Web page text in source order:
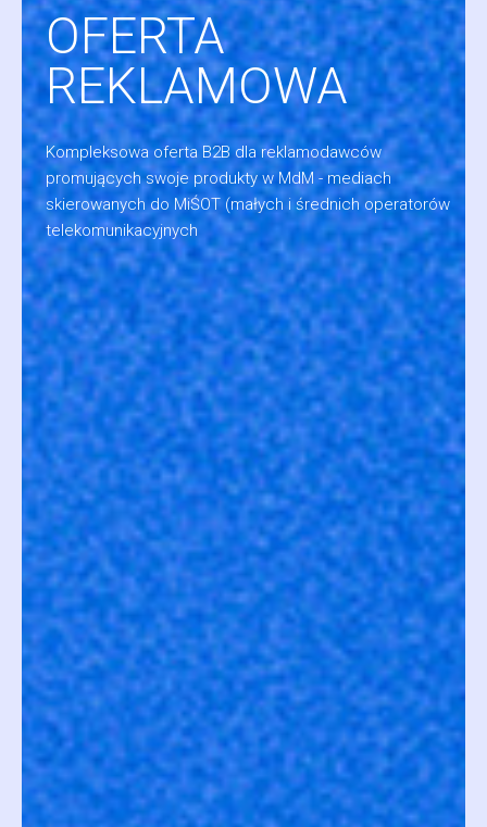
OFERTA
REKLAMOWA
Kompleksowa oferta B2B dla reklamodawców
promujących swoje produkty w MdM - mediach
skierowanych do MiŚOT (małych i średnich operatorów
telekomunikacyjnych